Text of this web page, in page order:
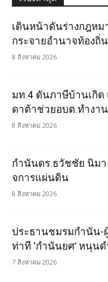
เดินหน้าดันร่างกฎหม
กระจายอำนาจท้องถิ่
8 สิงหาคม 2026
มท.4 ดันภาษีบ้านเกิด
ดาต้าช่วยอบต.ทำงา
8 สิงหาคม 2026
กำนันดร.ธวัชชัย นิมา
จการแผ่นดิน
8 สิงหาคม 2026
ประธานชมรมกำนัน-
ท่าที ‘กำนันยศ’ หนุน
7 สิงหาคม 2026